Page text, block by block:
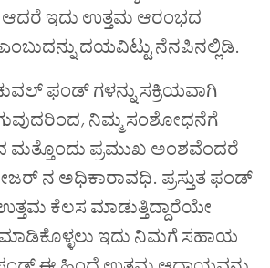
ಆದರೆ ಇದು ಉತ್ತಮ ಆರಂಭದ
ದಯವಿಟ್ಟು ನೆನಪಿನಲ್ಲಿಡಿ.
ಫಂಡ್ ಗಳನ್ನು ಸಕ್ರಿಯವಾಗಿ
, ನಿಮ್ಮ ಸಂಶೋಧನೆಗೆ
ಮತ್ತೊಂದು ಪ್ರಮುಖ ಅಂಶವೆಂದರೆ
ನ ಅಧಿಕಾರಾವಧಿ. ಪ್ರಸ್ತುತ ಫಂಡ್
ಕೆಲಸ ಮಾಡುತ್ತಿದ್ದಾರೆಯೇ
ಇದು ನಿಮಗೆ ಸಹಾಯ